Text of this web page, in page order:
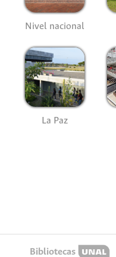
Nivel nacional
La Paz
Bibliotecas